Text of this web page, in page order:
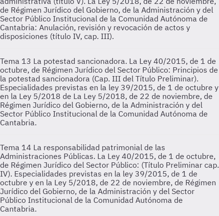
de Régimen Jurídico del Gobierno, de la Administración y del
Sector Público Institucional de la Comunidad Autónoma de
Cantabria: Anulación, revisión y revocación de actos y
disposiciones (título IV, cap. III).
Tema 13 La potestad sancionadora. La Ley 40/2015, de 1 de
octubre, de Régimen Jurídico del Sector Público: Principios de
la potestad sancionadora (Cap. III del Título Preliminar).
Especialidades previstas en la ley 39/2015, de 1 de octubre y
en la Ley 5/2018 de La Ley 5/2018, de 22 de noviembre, de
Régimen Jurídico del Gobierno, de la Administración y del
Sector Público Institucional de la Comunidad Autónoma de
Cantabria.
Tema 14 La responsabilidad patrimonial de las
Administraciones Públicas. La Ley 40/2015, de 1 de octubre,
de Régimen Jurídico del Sector Público: (Título Preliminar cap.
IV). Especialidades previstas en la ley 39/2015, de 1 de
octubre y en la Ley 5/2018, de 22 de noviembre, de Régimen
Jurídico del Gobierno, de la Administración y del Sector
Público Institucional de la Comunidad Autónoma de
Cantabria.